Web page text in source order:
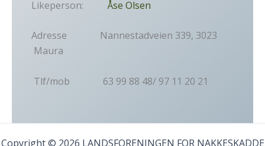
Likeperson: Åse Olsen
Adresse Nannestadveien 339, 3023
Maura
Tlf/mob 63 99 88 48/ 97 11 20 21
Copyright © 2026 LANDSFORENINGEN FOR NAKKESKADDE